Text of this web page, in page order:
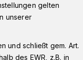
gelten
unserer
und schließt gem. Art.
des EWR, z.B. in